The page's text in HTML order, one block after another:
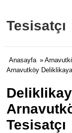
Tesisatçı
Anasayfa »
Arnavutköy
Tesisatçı